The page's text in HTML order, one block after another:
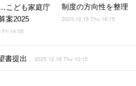
こども家庭庁
案2025
Fri 14:05
制度の方向性を整理
2025.12.18 Thu 16:15
書提出 2025.12.18 Thu 10:15